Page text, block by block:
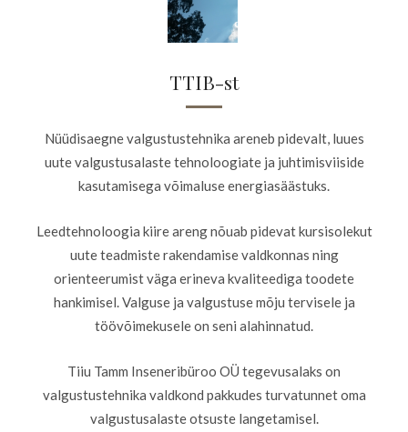
TTIB-st
Nüüdisaegne valgustustehnika areneb pidevalt, luues
uute valgustusalaste tehnoloogiate ja juhtimisviiside
kasutamisega võimaluse energiasäästuks.
Leedtehnoloogia kiire areng nõuab pidevat kursisolekut
uute teadmiste rakendamise valdkonnas ning
orienteerumist väga erineva kvaliteediga toodete
hankimisel. Valguse ja valgustuse mõju tervisele ja
töövõimekusele on seni alahinnatud.
Tiiu Tamm Inseneribüroo OÜ tegevusalaks on
valgustustehnika valdkond pakkudes turvatunnet oma
valgustusalaste otsuste langetamisel.